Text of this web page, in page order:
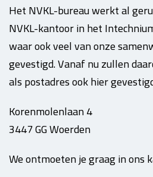
Het NVKL-bureau werkt al
NVKL-kantoor in het
waar ook veel van onze
gevestigd. Vanaf nu zullen
als postadres ook hier
Korenmolenlaan 4
3447 GG Woerden
We ontmoeten je graag in ons